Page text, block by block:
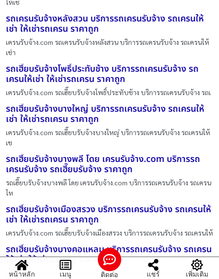
ให้เช
รถเครนรับจ้างหลังสวน บริการรถเครนรับจ้าง รถเครนให้
เช่า ให้เช่ารถเครน ราคาถูก
เครนรับจ้าง.com รถเครนรับจ้างหลังสวน บริการรถเครนรับจ้าง รถเครนให้
เช่า
รถเฮี๊ยบรับจ้างโพธิ์ประทับช้าง บริการรถเครนรับจ้าง รถ
เครนให้เช่า ให้เช่ารถเครน ราคาถูก
เครนรับจ้าง.com รถเฮี๊ยบรับจ้างโพธิ์ประทับช้าง บริการรถเครนรับจ้าง รถเ
รถเฮี๊ยบรับจ้างบางใหญ่ บริการรถเครนรับจ้าง รถเครนให้
เช่า ให้เช่ารถเครน ราคาถูก
เครนรับจ้าง.com รถเฮี๊ยบรับจ้างบางใหญ่ บริการรถเครนรับจ้าง รถเครนให้
เช
รถเฮี๊ยบรับจ้างบางพลี โดย เครนรับจ้าง.com บริการรถ
เครนรับจ้าง รถเฮี๊ยบรับจ้าง ราคาถูก
รถเฮี๊ยบรับจ้างบางพลี โดย เครนรับจ้าง.com บริการรถเครนรับจ้าง รถเครน
ให
รถเฮี๊ยบรับจ้างเมืองสรวง บริการรถเครนรับจ้าง รถเครนให้
เช่า ให้เช่ารถเครน ราคาถูก
เครนรับจ้าง.com รถเฮี๊ยบรับจ้างเมืองสรวง บริการรถเครนรับจ้าง รถเครนให้
รถเฮี๊ยบรับจ้างบางคอแหลม บริการรถเครนรับจ้าง รถเครน
ให้เช่า ให้เช่ารถเครน ราคาถูก
เครนรับจ้าง.com รถเฮี๊ยบรับจ้างบางคอแหลม บริการรถเครนรับจ้าง รถ
หน้าหลัก เมนู ติดต่อ แชร์ เพิ่มเติม